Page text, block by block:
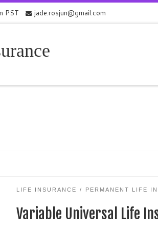
PST jade.rosjun@gmail.com
LIFE INSURANCE PERMANENT LIFE
Variable Universal Life